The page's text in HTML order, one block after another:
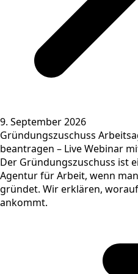
9. September 2026
Gründungszuschuss
beantragen – Live Webinar
Der Gründungszuschuss ist
Agentur für Arbeit, wenn
gründet. Wir erklären,
ankommt.